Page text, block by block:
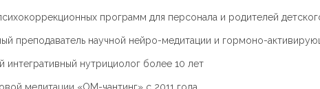
программ для персонала и родителей
преподаватель научной нейро-медитации и гормоно-
интегративный нутрициолог более 10 лет